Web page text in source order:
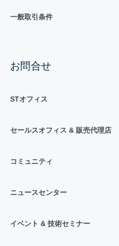
一般取引条件
お問合せ
STオフィス
セールスオフィス & 販売代理店
コミュニティ
ニュースセンター
イベント & 技術セミナー